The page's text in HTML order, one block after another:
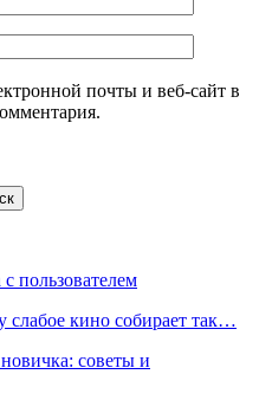
почты и веб-сайт в
пользователем
кино собирает так…
советы и